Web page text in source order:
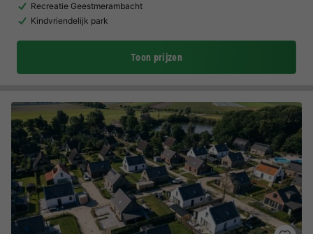
Recreatie Geestmerambacht
Kindvriendelijk park
Toon prijzen